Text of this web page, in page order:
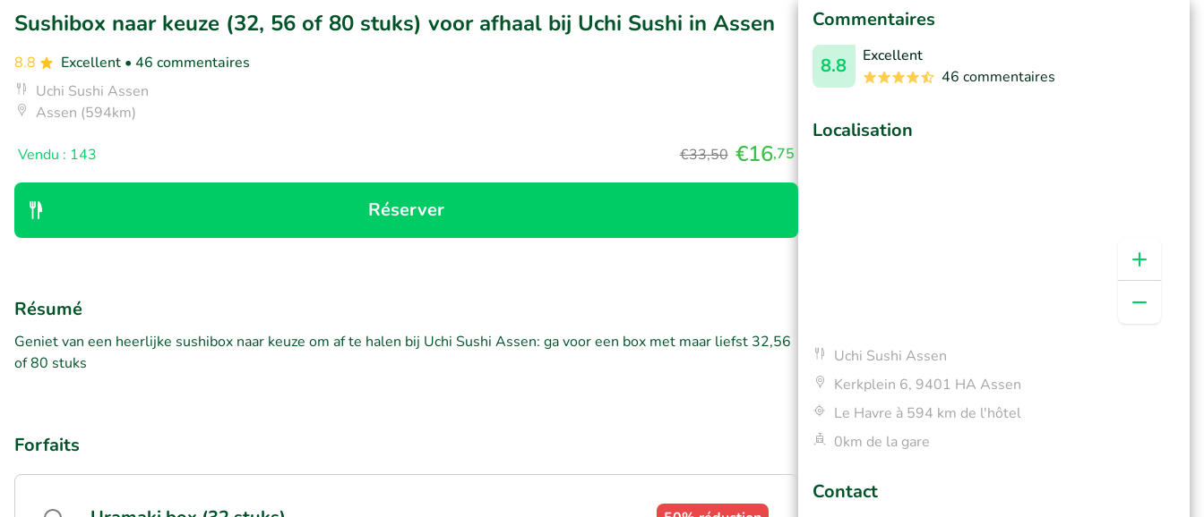
Sushibox naar keuze (32, 56 of 80 stuks) voor afhaal bij Uchi Sushi in Assen
8.8 Excellent • 46 commentaires
Uchi Sushi Assen
Assen (594km)
Vendu : 143 €33,50 €16,75
Réserver
Résumé
Geniet van een heerlijke sushibox naar keuze om af te halen bij Uchi Sushi Assen: ga voor een box met maar liefst 32,56
of 80 stuks
Forfaits
Commentaires
8.8
Excellent
46 commentaires
Localisation
Uchi Sushi Assen
Kerkplein 6, 9401 HA Assen
Le Havre à 594 km de l'hôtel
0km de la gare
Contact